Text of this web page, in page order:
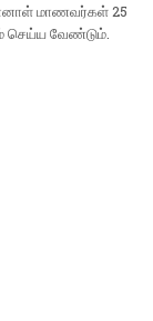
மாணவர்கள் 25
செய்ய வேண்டும்.